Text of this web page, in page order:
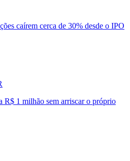
caírem cerca de 30% desde o IPO
R$ 1 milhão sem arriscar o próprio